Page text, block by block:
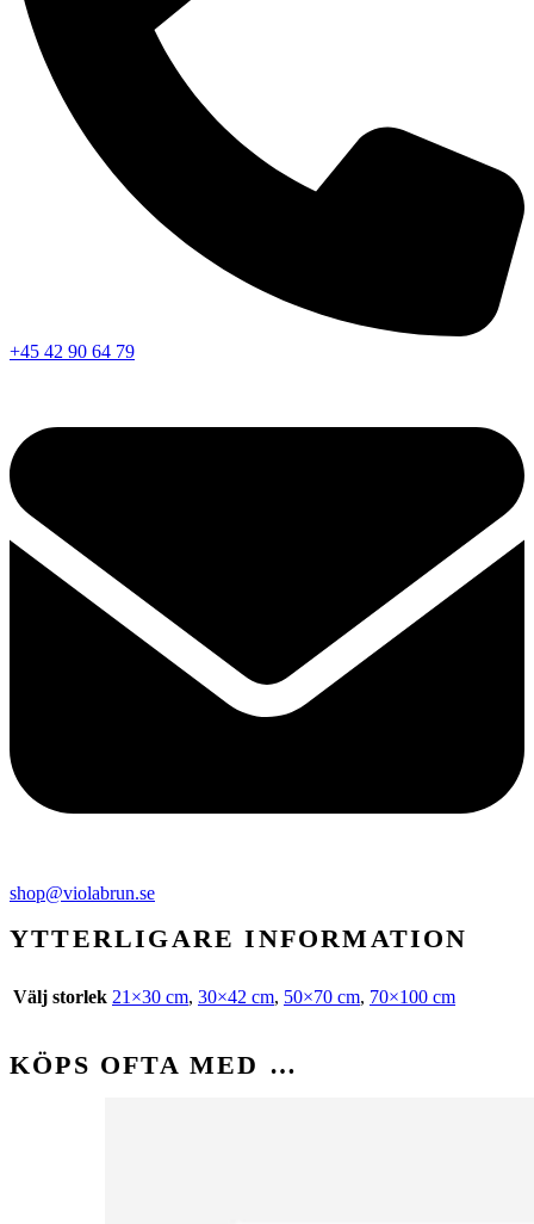
+45 42 90 64 79
shop@violabrun.se
YTTERLIGARE INFORMATION
Välj storlek 21×30 cm, 30×42 cm, 50×70 cm, 70×100 cm
KÖPS OFTA MED …